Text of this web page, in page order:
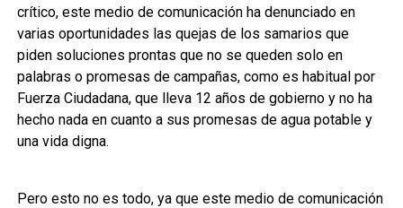
crítico, este medio de comunicación ha denunciado en
varias oportunidades las quejas de los samarios que
piden soluciones prontas que no se queden solo en
palabras o promesas de campañas, como es habitual por
Fuerza Ciudadana, que lleva 12 años de gobierno y no ha
hecho nada en cuanto a sus promesas de agua potable y
una vida digna.
Pero esto no es todo, ya que este medio de comunicación